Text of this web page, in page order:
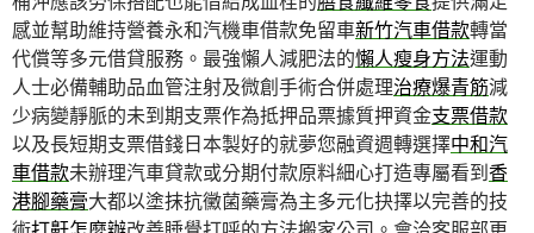
感並幫助維持營養永和汽機車借款免留車新竹汽車借款轉當
代償等多元借貸服務。最強懶人減肥法的懶人瘦身方法運動
人士必備輔助品血管注射及微創手術合併處理治療爆青筋減
少病變靜脈的未到期支票作為抵押品票據質押資金支票借款
以及長短期支票借錢日本製好的就夢您融資週轉選擇中和汽
車借款未辦理汽車貸款或分期付款原料細心打造專屬看到香
港腳藥膏大都以塗抹抗黴菌藥膏為主多元化抉擇以完善的技